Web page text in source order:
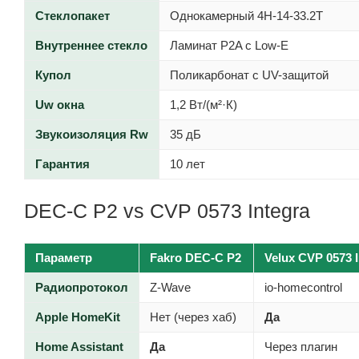
Стеклопакет Однокамерный 4H-14-33.2T
Внутреннее стекло Ламинат P2A с Low-E
Купол Поликарбонат с UV-защитой
Uw окна 1,2 Вт/(м²·К)
Звукоизоляция Rw 35 дБ
Гарантия 10 лет
DEC-C P2 vs CVP 0573 Integra
Параметр Fakro DEC-C P2 Velux CVP 0573
Радиопротокол Z-Wave io-homecontrol
Apple HomeKit Нет (через хаб) Да
Home Assistant Да Через плагин